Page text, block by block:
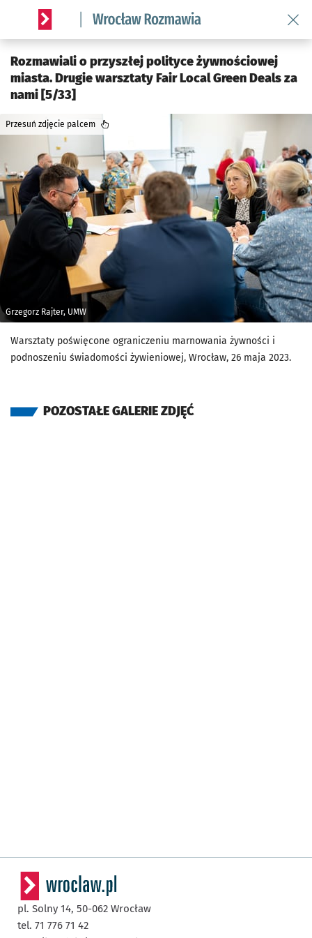
Serwis informacyjny wroclaw.pl podserwis: Rozmawia
Rozmawiali o przyszłej polityce żywnościowej
miasta. Drugie warsztaty Fair Local Green Deals za
nami [5/33]
Grzegorz Rajter, UMW
Przesuń zdjęcie palcem
Warsztaty poświęcone ograniczeniu marnowania żywności i
podnoszeniu świadomości żywieniowej, Wrocław, 26 maja 2023.
POZOSTAŁE GALERIE ZDJĘĆ
pl. Solny 14, 50-062 Wrocław
tel. 71 776 71 42